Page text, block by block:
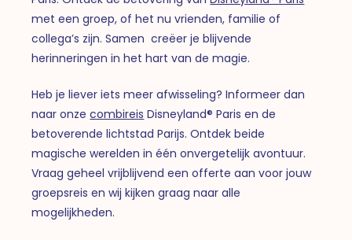
met een groep, of het nu vrienden, familie of
collega’s zijn. Samen creëer je blijvende
herinneringen in het hart van de magie.
Heb je liever iets meer afwisseling? Informeer dan
naar onzecombireis Disneyland® Paris en de
betoverende lichtstad Parijs. Ontdek beide
magische werelden in één onvergetelijk avontuur.
Vraag geheel vrijblijvend een offerte aan voor jouw
groepsreis en wij kijken graag naar alle
mogelijkheden.